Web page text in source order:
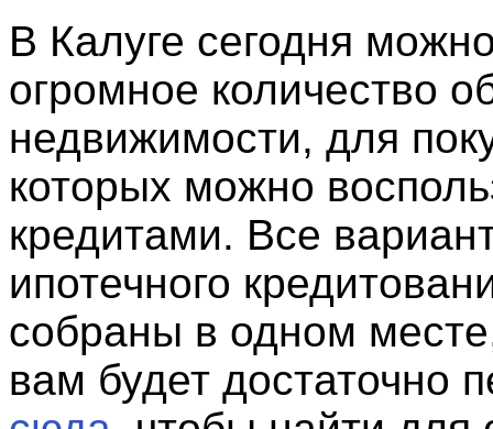
В Калуге сегодня
огромное количество
недвижимости, для
которых можно
кредитами. Все
ипотечного
собраны в одном
вам будет достаточно